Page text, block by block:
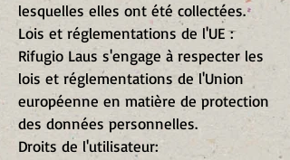
lesquelles elles ont été collectées.
Lois et réglementations de l'UE :
Rifugio Laus s'engage à respecter les
lois et réglementations de l'Union
européenne en matière de protection
des données personnelles.
Droits de l'utilisateur: